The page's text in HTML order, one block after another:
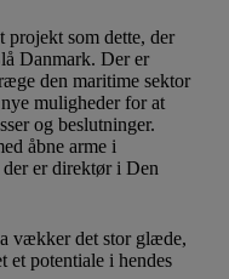
projekt som dette, der
Danmark. Der er
den maritime sektor
muligheder for at
og beslutninger.
åbne arme i
er direktør i Den
vækker det stor glæde,
et potentiale i hendes